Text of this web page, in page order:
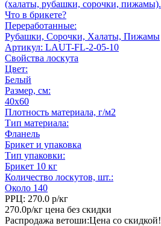
(халаты, рубашки, сорочки, пижамы).
Что в брикете?
Переработанные:
Рубашки, Сорочки, Халаты, Пижамы
Артикул: LAUT-FL-2-05-10
Свойства лоскута
Цвет:
Белый
Размер, см:
40x60
Плотность материала, г/м2
Тип материала:
Фланель
Брикет и упаковка
Тип упаковки:
Брикет 10 кг
Количество лоскутов, шт.:
Около 140
РРЦ: 270.0 р/кг
270.0р/кг цена без скидки
Распродажа ветоши:Цена со скидкой!